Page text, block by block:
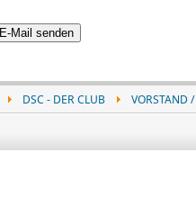
E-Mail senden
DSC - DER CLUB VORSTAND